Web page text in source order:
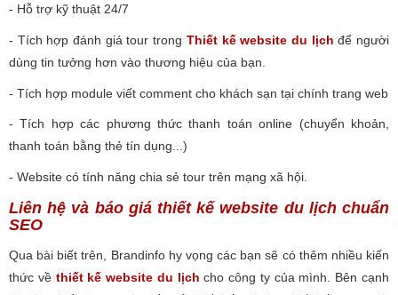
- Hỗ trợ kỹ thuật 24/7
- Tích hợp đánh giá tour trong Thiết kế website du lịch để người
dùng tin tưởng hơn vào thương hiệu của bạn.
- Tích hợp module viết comment cho khách sạn tại chính trang web
- Tích hợp các phương thức thanh toán online (chuyển khoản,
thanh toán bằng thẻ tín dụng...)
- Website có tính năng chia sẻ tour trên mạng xã hội.
Liên hệ và báo giá thiết kế website du lịch chuẩn
SEO
Qua bài biết trên, Brandinfo hy vọng các bạn sẽ có thêm nhiều kiến
thức về thiết kế website du lịch cho công ty của mình. Bên cạnh